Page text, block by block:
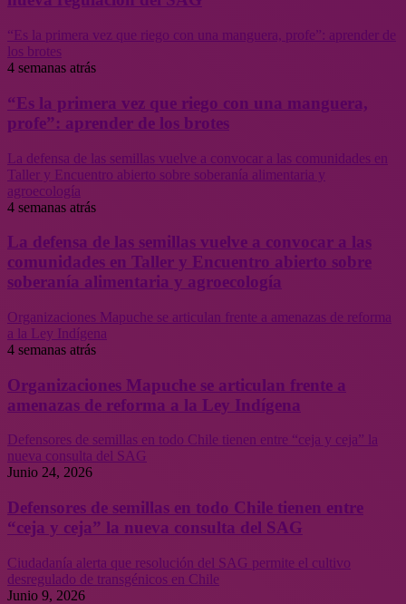
“Es la primera vez que riego con una manguera, profe”: aprender de
los brotes
4 semanas atrás
“Es la primera vez que riego con una manguera,
profe”: aprender de los brotes
La defensa de las semillas vuelve a convocar a las comunidades en
Taller y Encuentro abierto sobre soberanía alimentaria y
agroecología
4 semanas atrás
La defensa de las semillas vuelve a convocar a las
comunidades en Taller y Encuentro abierto sobre
soberanía alimentaria y agroecología
Organizaciones Mapuche se articulan frente a amenazas de reforma
a la Ley Indígena
4 semanas atrás
Organizaciones Mapuche se articulan frente a
amenazas de reforma a la Ley Indígena
Defensores de semillas en todo Chile tienen entre “ceja y ceja” la
nueva consulta del SAG
Junio 24, 2026
Defensores de semillas en todo Chile tienen entre
“ceja y ceja” la nueva consulta del SAG
Ciudadanía alerta que resolución del SAG permite el cultivo
desregulado de transgénicos en Chile
Junio 9, 2026